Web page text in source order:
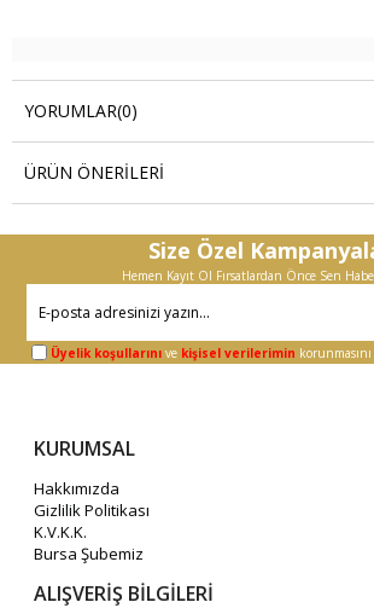
YORUMLAR(0)
ÜRÜN ÖNERILERI
Size Özel
Hemen Kayıt Ol Fırsatlardan Önce Sen
Üyelik koşullarını ve kişisel verilerimin
KURUMSAL
Hakkımızda
Gizlilik Politikası
K.V.K.K.
Bursa Şubemiz
ALIŞVERİŞ BİLGİLERİ